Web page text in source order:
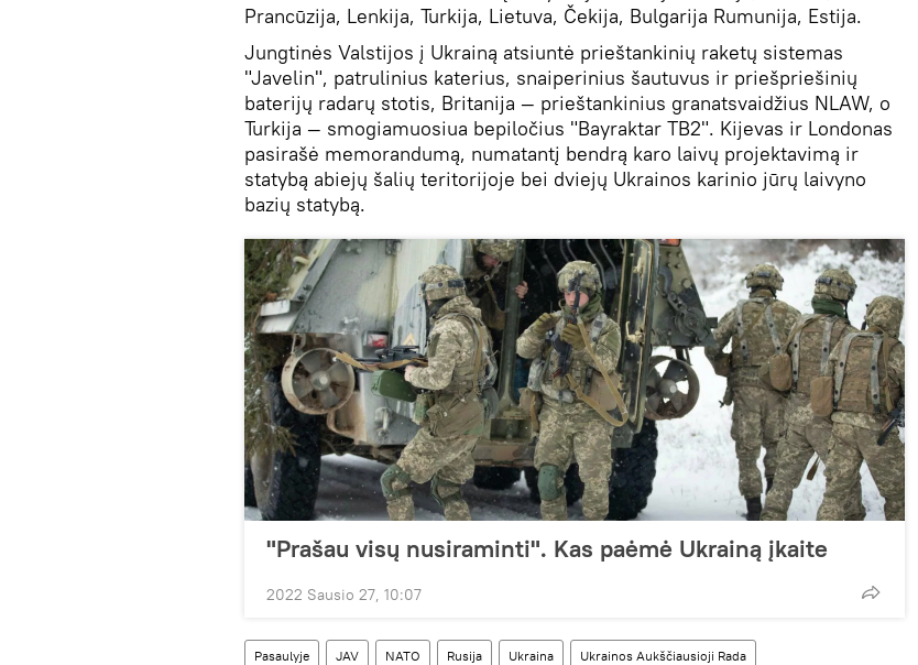
Prancūzija, Lenkija, Turkija, Lietuva, Čekija, Bulgarija Rumunija, Estija.
Jungtinės Valstijos į Ukrainą atsiuntė prieštankinių raketų sistemas
"Javelin", patrulinius katerius, snaiperinius šautuvus ir priešpriešinių
baterijų radarų stotis, Britanija — prieštankinius granatsvaidžius NLAW, o
Turkija — smogiamuosiua bepiločius "Bayraktar TB2". Kijevas ir Londonas
pasirašė memorandumą, numatantį bendrą karo laivų projektavimą ir
statybą abiejų šalių teritorijoje bei dviejų Ukrainos karinio jūrų laivyno
bazių statybą.
"Prašau visų nusiraminti". Kas paėmė Ukrainą įkaite
2022 Sausio 27, 10:07
Pasaulyje JAV NATO Rusija Ukraina Ukrainos Aukščiausioji Rada